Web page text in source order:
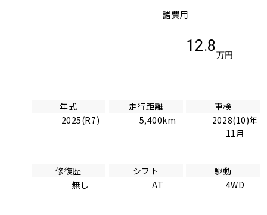
諸費用
12.8
万円
年式
2025(R7)
走行距離
5,400km
車検
2028(10)年
11月
修復歴
無し
シフト
AT
駆動
4WD